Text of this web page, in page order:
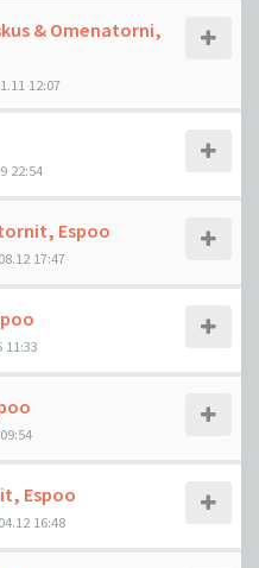
& Omenatorni,
12:07
22:54
Espoo
17:47
11:33
Espoo
16:48